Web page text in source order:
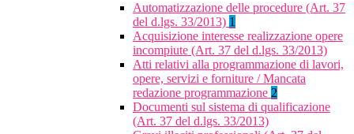
Automatizzazione delle procedure (Art. 37
del d.lgs. 33/2013) 1
Acquisizione interesse realizzazione opere
incompiute (Art. 37 del d.lgs. 33/2013)
Atti relativi alla programmazione di lavori,
opere, servizi e forniture / Mancata
redazione programmazione 2
Documenti sul sistema di qualificazione
(Art. 37 del d.lgs. 33/2013)